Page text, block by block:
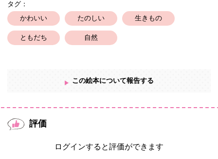
タグ：
かわいい たのしい 生きもの
ともだち 自然
この絵本について報告する
評価
ログインすると評価ができます